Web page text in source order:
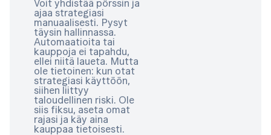
Voit yhdistää pörssin ja
ajaa strategiasi
manuaalisesti. Pysyt
täysin hallinnassa.
Automaatioita tai
kauppoja ei tapahdu,
ellei niitä laueta. Mutta
ole tietoinen: kun otat
strategiasi käyttöön,
siihen liittyy
taloudellinen riski. Ole
siis fiksu, aseta omat
rajasi ja käy aina
kauppaa tietoisesti.